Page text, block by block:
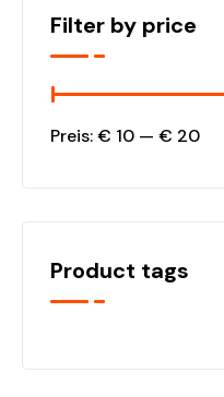
Filter by price
Preis:€ 10 — € 20
Product tags